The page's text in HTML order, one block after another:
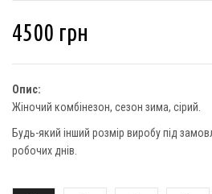
4500 грн
Опис:
Жіночий комбінезон, сезон зима, сірий.
Будь-який інший розмір виробу під
робочих днів.